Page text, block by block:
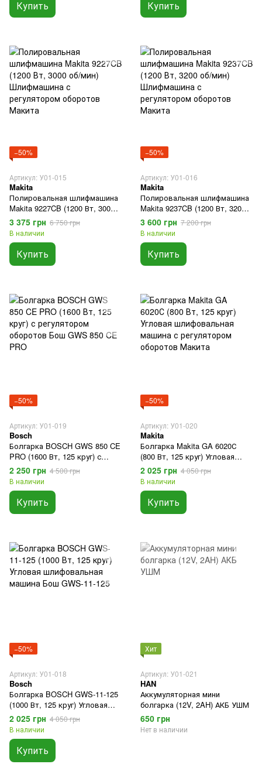
Купить Купить
−50%
Артикул: У01-015
Makita
Полировальная шлифмашина
Makita 9227CB (1200 Вт, 3000
об/мин) Шлифмашина с
регулятором оборотов
Макита
3 375 грн 6 750 грн
В наличии
Купить
−50%
Артикул: У01-016
Makita
Полировальная шлифмашина
Makita 9237CB (1200 Вт, 3200
об/мин) Шлифмашина с
регулятором оборотов
Макита
3 600 грн 7 200 грн
В наличии
Купить
−50%
Артикул: У01-019
Bosch
Болгарка BOSCH GWS 850 CE
PRO (1600 Вт, 125 круг) с
регулятором оборотов Бош
GWS 850 CE PRO
2 250 грн 4 500 грн
В наличии
Купить
−50%
Артикул: У01-020
Makita
Болгарка Makita GA 6020С
(800 Вт, 125 круг) Угловая
шлифовальная машина с
регулятором оборотов
Макита
2 025 грн 4 050 грн
В наличии
Купить
−50%
Артикул: У01-018
Bosch
Болгарка BOSCH GWS-11-125
(1000 Вт, 125 круг) Угловая
шлифовальная машина Бош
GWS-11-125
2 025 грн 4 050 грн
В наличии
Купить
Хит
Артикул: У01-021
HAN
Аккумуляторная мини
болгарка (12V, 2AH) АКБ УШМ
650 грн
Нет в наличии